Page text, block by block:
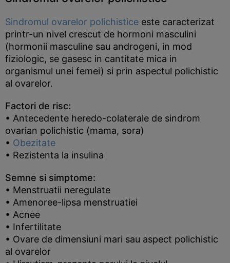
Sindromul ovarelor polichistice este caracterizat
printr-un nivel crescut de hormoni masculini
(hormonii masculine sau androgeni, in mod
fiziologic, se gasesc in cantitate mica in
organismul unei femei) si prin aspectul polichistic
al ovarelor.
Factori de risc:
• Antecedente heredo-colaterale de sindrom
ovarian polichistic (mama, sora)
• Obezitate
• Rezistenta la insulina
Semne si simptome:
• Menstruatii neregulate
• Amenoree-lipsa menstruatiei
• Acnee
• Infertilitate
• Ovare de dimensiuni mari sau aspect polichistic
al ovarelor